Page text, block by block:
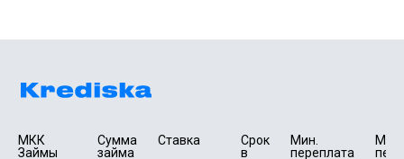
МКК
Займы
Сумма
займа
Ставка
Срок
в
Мин.
переплата